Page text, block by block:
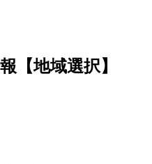
【地域選択】